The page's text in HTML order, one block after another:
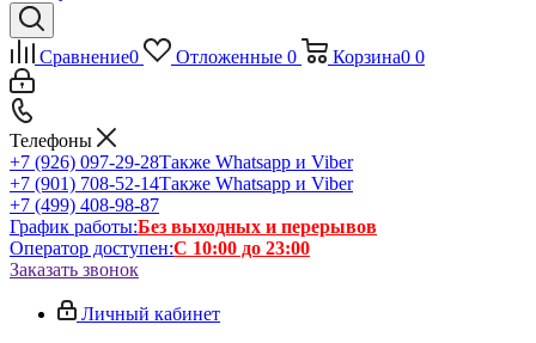
Сравнение0 Отложенные 0 Корзина0 0
Телефоны
+7 (926) 097-29-28Также Whatsapp и Viber
+7 (901) 708-52-14Также Whatsapp и Viber
+7 (499) 408-98-87
График работы:Без выходных и перерывов
Оператор доступен:С 10:00 до 23:00
Заказать звонок
Личный кабинет